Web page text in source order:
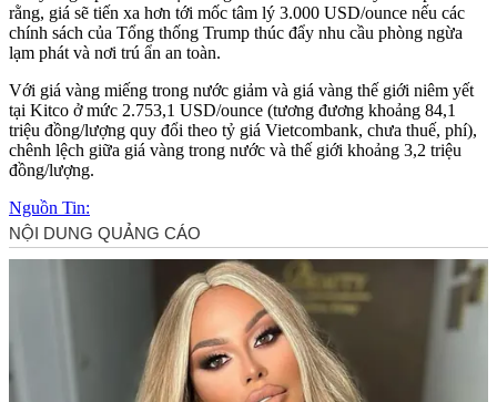
rằng, giá sẽ tiến xa hơn tới mốc tâm lý 3.000 USD/ounce nếu các
chính sách của Tổng thống Trump thúc đẩy nhu cầu phòng ngừa
lạm phát và nơi trú ẩn an toàn.
Với giá vàng miếng trong nước giảm và giá vàng thế giới niêm yết
tại Kitco ở mức 2.753,1 USD/ounce (tương đương khoảng 84,1
triệu đồng/lượng quy đổi theo tỷ giá Vietcombank, chưa thuế, phí),
chênh lệch giữa giá vàng trong nước và thế giới khoảng 3,2 triệu
đồng/lượng.
Nguồn Tin: